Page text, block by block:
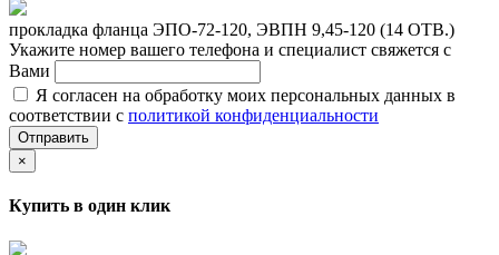
прокладка фланца ЭПО-72-120, ЭВПН 9,45-120 (14 ОТВ.)
Укажите номер вашего телефона и специалист свяжется с
Вами
Я согласен на обработку моих персональных данных в
соответствии с политикой конфиденциальности
Отправить
×
Купить в один клик